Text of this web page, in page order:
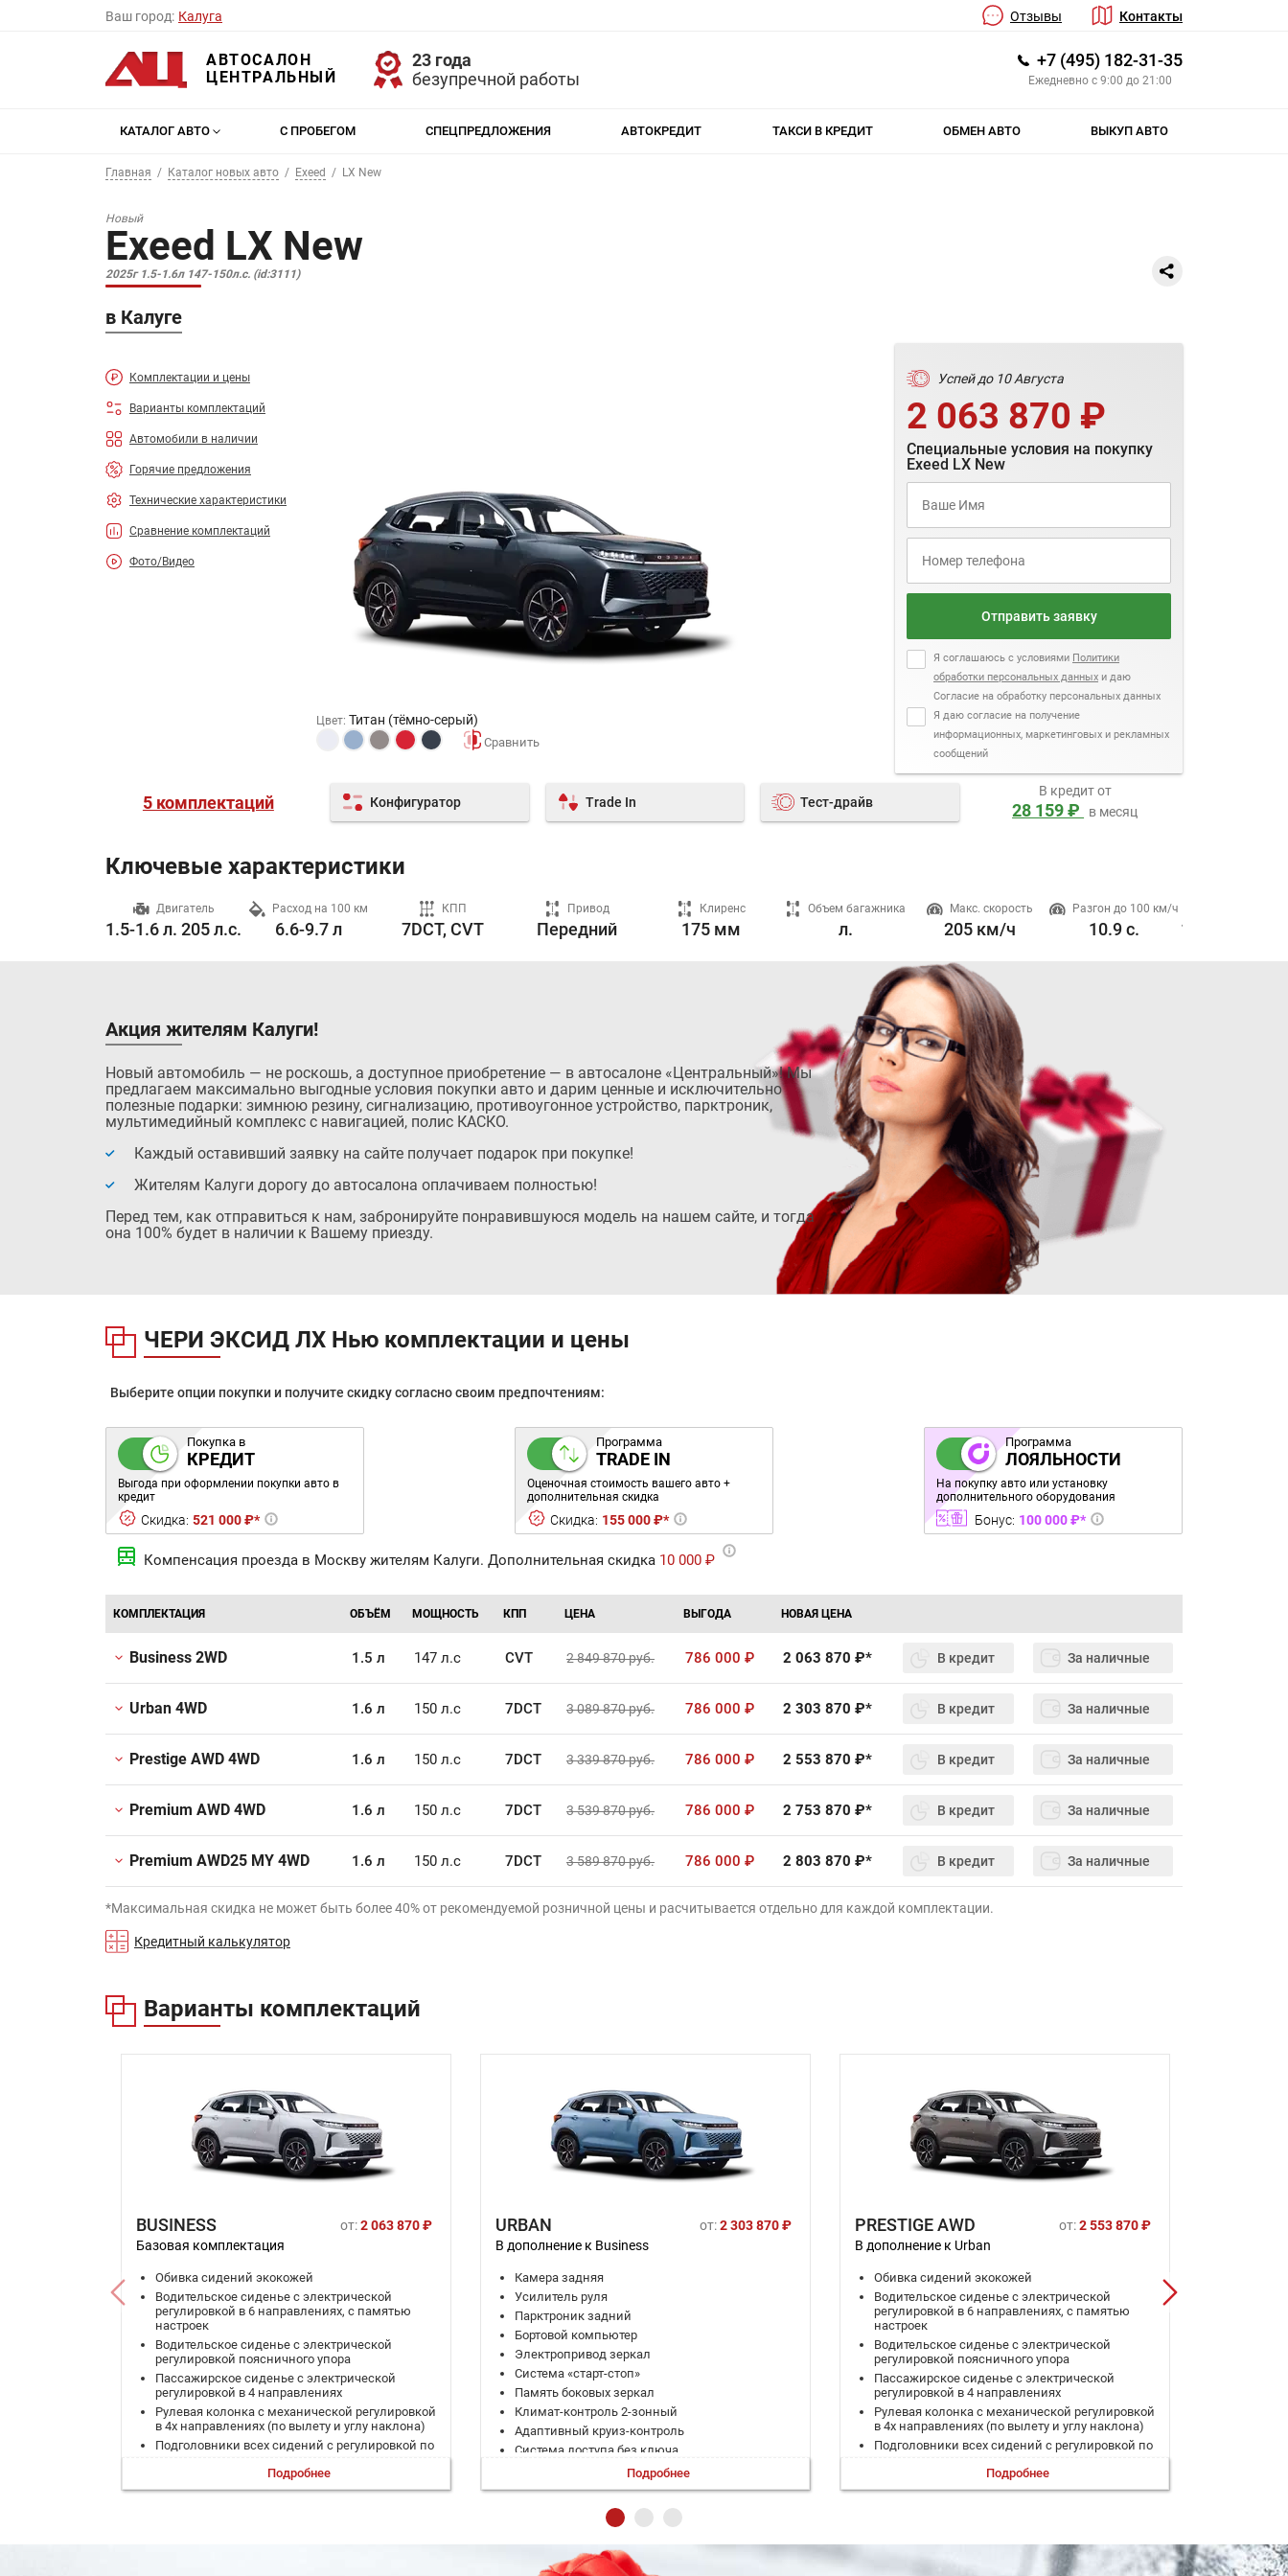
Ваш город: Калуга Отзывы Контакты
АВТОСАЛОН
ЦЕНТРАЛЬНЫЙ
23 года
безупречной работы
+7 (495) 182-31-35
Ежедневно с 9:00 до 21:00
КАТАЛОГ АВТО С ПРОБЕГОМ СПЕЦПРЕДЛОЖЕНИЯ АВТОКРЕДИТ ТАКСИ В КРЕДИТ ОБМЕН АВТО ВЫКУП АВТО
Главная Каталог новых авто Exeed LX New
Новый
Exeed LX New
2025г 1.5-1.6л 147-150л.с. (id:3111)
в Калуге
Комплектации и цены
Варианты комплектаций
Автомобили в наличии
Горячие предложения
Технические характеристики
Сравнение комплектаций
Фото/Видео
Цвет: Титан (тёмно-серый)
Успей до 10 Августа
2 063 870 ₽
Специальные условия на покупку
Exeed LX New
Отправить заявку
Я соглашаюсь с условиями Политики
обработки персональных данных и даю
Согласие на обработку персональных данных
Я даю согласие на получение
информационных, маркетинговых и рекламных
сообщений
5 комплектаций Конфигуратор Trade In Тест-драйв
В кредит от
28 159 ₽ в месяц
Ключевые характеристики
Двигатель
1.5-1.6 л. 205 л.с.
Расход на 100 км
6.6-9.7 л
КПП
7DCT, CVT
Привод
Передний
Клиренс
175 мм
Объем багажника
л.
Макс. скорость
205 км/ч
Разгон до 100 км/ч
10.9 с. 1.5-1.6 л.
Акция жителям Калуги!
Новый автомобиль — не роскошь, а доступное приобретение — в автосалоне «Центральный»! Мы
предлагаем максимально выгодные условия покупки авто и дарим ценные и исключительно
полезные подарки: зимнюю резину, сигнализацию, противоугонное устройство, парктроник,
мультимедийный комплекс с навигацией, полис КАСКО.
Каждый оставивший заявку на сайте получает подарок при покупке!
Жителям Калуги дорогу до автосалона оплачиваем полностью!
Перед тем, как отправиться к нам, забронируйте понравившуюся модель на нашем сайте, и тогда
она 100% будет в наличии к Вашему приезду.
ЧЕРИ ЭКСИД ЛХ Нью комплектации и цены
Выберите опции покупки и получите скидку согласно своим предпочтениям:
Покупка в
КРЕДИТ
Выгода при оформлении покупки авто в
кредит
Скидка: 521 000 ₽*
Программа
TRADE IN
Оценочная стоимость вашего авто +
дополнительная скидка
Скидка: 155 000 ₽*
Программа
ЛОЯЛЬНОСТИ
На покупку авто или установку
дополнительного оборудования
Бонус: 100 000 ₽*
Компенсация проезда в Москву жителям Калуги. Дополнительная скидка 10 000 ₽
КОМПЛЕКТАЦИЯ ОБЪЁМ МОЩНОСТЬ КПП ЦЕНА ВЫГОДА НОВАЯ ЦЕНА
Business 2WD 1.5 л 147 л.с CVT 2 849 870руб. 786 000 ₽ 2 063 870 ₽* В кредит За наличные
Urban 4WD 1.6 л 150 л.с 7DCT 3 089 870руб. 786 000 ₽ 2 303 870 ₽* В кредит За наличные
Prestige AWD 4WD 1.6 л 150 л.с 7DCT 3 339 870руб. 786 000 ₽ 2 553 870 ₽* В кредит За наличные
Premium AWD 4WD 1.6 л 150 л.с 7DCT 3 539 870руб. 786 000 ₽ 2 753 870 ₽* В кредит За наличные
Premium AWD25 MY 4WD 1.6 л 150 л.с 7DCT 3 589 870руб. 786 000 ₽ 2 803 870 ₽* В кредит За наличные
*Максимальная скидка не может быть более 40% от рекомендуемой розничной цены и расчитывается отдельно для каждой комплектации.
Кредитный калькулятор
Варианты комплектаций
BUSINESS от:2 063 870 ₽
Базовая комплектация
Обивка сидений экокожей
Водительское сиденье с электрической
регулировкой в 6 направлениях, с памятью
настроек
Водительское сиденье с электрической
регулировкой поясничного упора
Пассажирское сиденье с электрической
регулировкой в 4 направлениях
Рулевая колонка с механической регулировкой
в 4х направлениях (по вылету и углу наклона)
Подголовники всех сидений с регулировкой по
Обогрев сидений 1-го ряда
Подробнее
URBAN от:2 303 870 ₽
В дополнение к Business
Камера задняя
Усилитель руля
Парктроник задний
Бортовой компьютер
Электропривод зеркал
Система «старт-стоп»
Память боковых зеркал
Климат-контроль 2-зонный
Адаптивный круиз-контроль
Система доступа без ключа
Запуск двигателя с кнопки
Регулировка руля по вылету
Регулировка руля по высоте
Электропривод крышки багажника
Электростеклоподъемники задние
Система выбора режима движения
Подробнее
PRESTIGE AWD от:2 553 870 ₽
В дополнение к Urban
Обивка сидений экокожей
Водительское сиденье с электрической
регулировкой в 6 направлениях, с памятью
настроек
Водительское сиденье с электрической
регулировкой поясничного упора
Пассажирское сиденье с электрической
регулировкой в 4 направлениях
Рулевая колонка с механической регулировкой
в 4х направлениях (по вылету и углу наклона)
Подголовники всех сидений с регулировкой по
Обогрев сидений 1-го ряда
Подробнее